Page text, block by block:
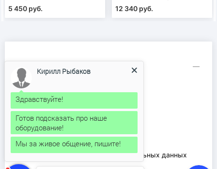
5 450 руб.
12 340 руб.
Информация
Аренда рохли
Доставка и оплата
Каталог продукции
Контакты
О компании
Ремонт рохлей
Соглашение на обработку персональных данных
Кирилл Рыбаков
Здравствуйте!
Готов подсказать про наше
оборудование!
Мы за живое общение, пишите!